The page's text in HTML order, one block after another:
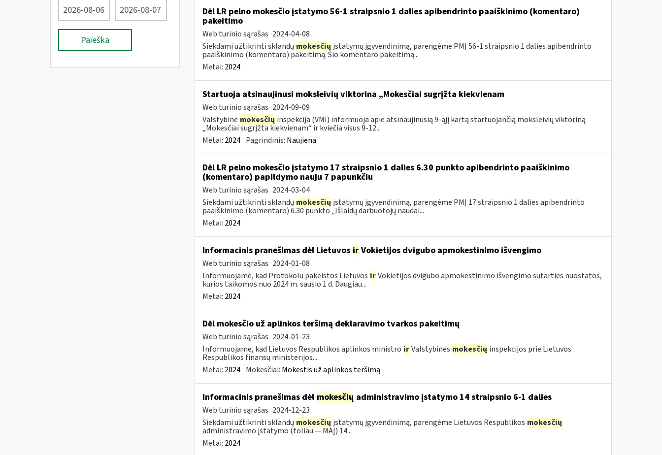
Paieška
Dėl LR pelno mokesčio įstatymo 56-1 straipsnio 1 dalies apibendrinto paaiškinimo (komentaro)
pakeitimo
Web turinio sąrašas 2024-04-08
Siekdami užtikrinti sklandų mokesčių įstatymų įgyvendinimą, parengėme PMĮ 56-1 straipsnio 1 dalies apibendrinto
paaiškinimo (komentaro) pakeitimą. Šio komentaro pakeitimą...
Metai: 2024
Startuoja atsinaujinusi moksleivių viktorina „Mokesčiai sugrįžta kiekvienam
Web turinio sąrašas 2024-09-09
Valstybinė mokesčių inspekcija (VMI) informuoja apie atsinaujinusią 9-ąjį kartą startuojančią moksleivių viktoriną
„Mokesčiai sugrįžta kiekvienam“ ir kviečia visus 9-12...
Metai: 2024 Pagrindinis: Naujiena
Dėl LR pelno mokesčio įstatymo 17 straipsnio 1 dalies 6.30 punkto apibendrinto paaiškinimo
(komentaro) papildymo nauju 7 papunkčiu
Web turinio sąrašas 2024-03-04
Siekdami užtikrinti sklandų mokesčių įstatymų įgyvendinimą, parengėme PMĮ 17 straipsnio 1 dalies apibendrinto
paaiškinimo (komentaro) 6.30 punkto „Išlaidų darbuotojų naudai...
Metai: 2024
Informacinis pranešimas dėl Lietuvos irVokietijos dvigubo apmokestinimo išvengimo
Web turinio sąrašas 2024-01-08
Informuojame, kad Protokolu pakeistos Lietuvos ir Vokietijos dvigubo apmokestinimo išvengimo sutarties nuostatos,
kurios taikomos nuo 2024 m. sausio 1 d. Daugiau...
Metai: 2024
Dėl mokesčio už aplinkos teršimą deklaravimo tvarkos pakeitimų
Web turinio sąrašas 2024-01-23
Informuojame, kad Lietuvos Respublikos aplinkos ministro ir Valstybinės mokesčių inspekcijos prie Lietuvos
Respublikos finansų ministerijos...
Metai: 2024 Mokesčiai: Mokestis už aplinkos teršimą
Informacinis pranešimas dėl mokesčių administravimo įstatymo 14 straipsnio 6-1 dalies
Web turinio sąrašas 2024-12-23
Siekdami užtikrinti sklandų mokesčių įstatymų įgyvendinimą, parengėme Lietuvos Respublikos mokesčių
administravimo įstatymo (toliau — MAĮ) 14...
Metai: 2024